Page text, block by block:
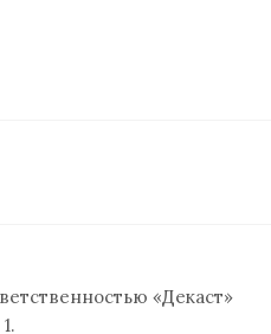
«Декаст»